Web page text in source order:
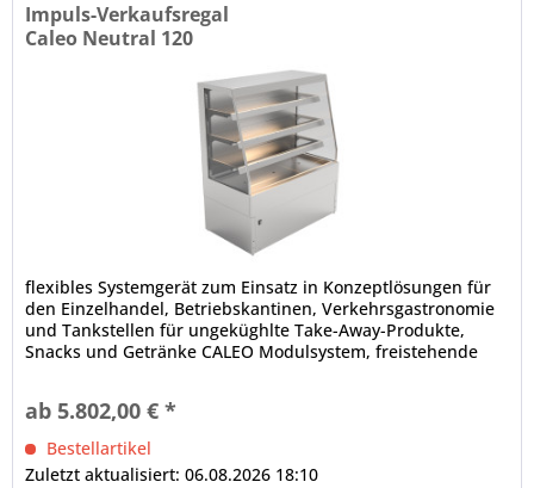
Impuls-Verkaufsregal
Caleo Neutral 120
flexibles Systemgerät zum Einsatz in Konzeptlösungen für
den Einzelhandel, Betriebskantinen, Verkehrsgastronomie
und Tankstellen für ungeküghlte Take-Away-Produkte,
Snacks und Getränke CALEO Modulsystem, freistehende
x je Etage) dicht verschweißte Innenwanne elektronische...
ab 5.802,00 € *
Bestellartikel
Zuletzt aktualisiert: 06.08.2026 18:10